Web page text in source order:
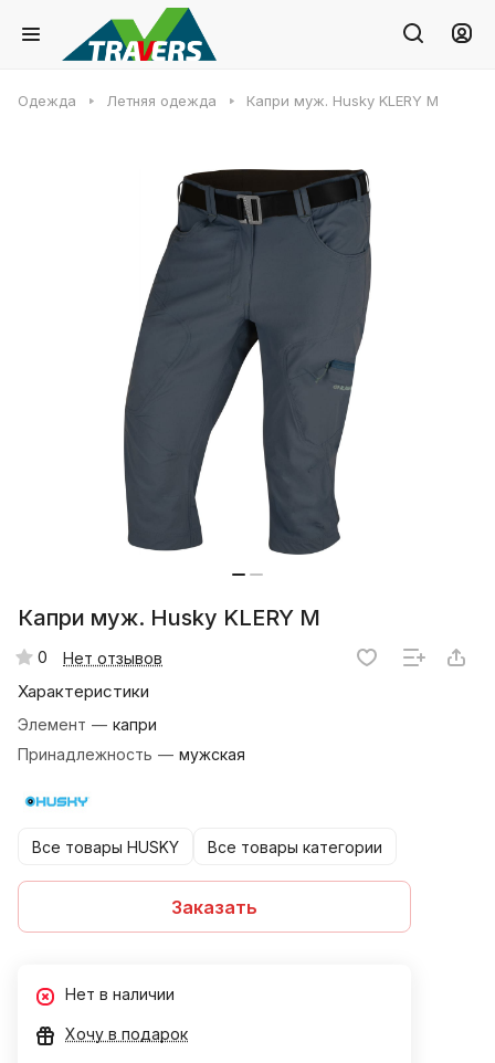
Одежда Летняя одежда Капри муж. Husky KLERY M
Капри муж. Husky KLERY M
0 Нет отзывов
Характеристики
Элемент — капри
Принадлежность — мужская
Все товары HUSKY Все товары категории
Заказать
Нет в наличии
Хочу в подарок